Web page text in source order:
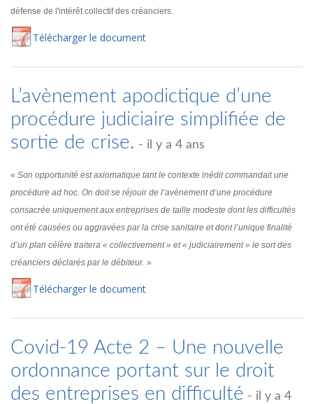
défense de l'intérêt collectif des créanciers.
Télécharger le document
L’avènement apodictique d’une
procédure judiciaire simplifiée de
sortie de crise. - il y a 4 ans
« Son opportunité est axiomatique tant le contexte inédit commandait une
procédure ad hoc. On doit se réjouir de l’avènement d’une procédure
consacrée uniquement aux entreprises de taille modeste dont les difficultés
ont été causées ou aggravées par la crise sanitaire et dont l’unique finalité
d’un plan célère traitera « collectivement » et « judiciairement » le sort des
créanciers déclarés par le débiteur. »
Télécharger le document
Covid-19 Acte 2 – Une nouvelle
ordonnance portant sur le droit
des entreprises en difficulté - il y a 4